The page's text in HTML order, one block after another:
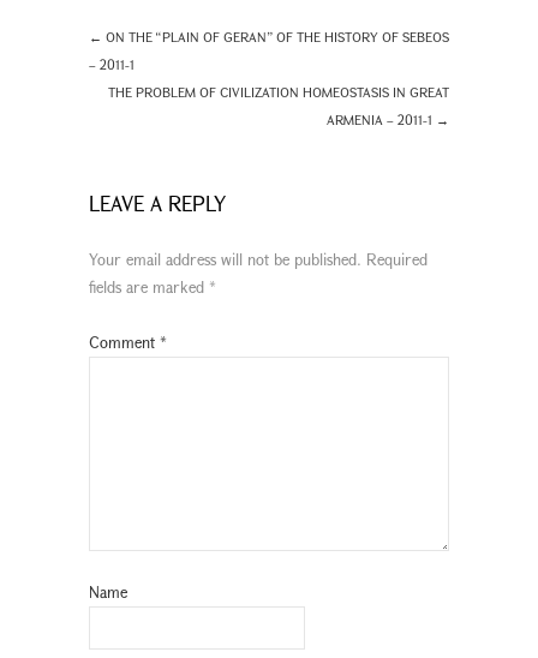
← ON THE “PLAIN OF GERAN” OF THE HISTORY OF SEBEOS
– 2011-1
THE PROBLEM OF CIVILIZATION HOMEOSTASIS IN GREAT
ARMENIA – 2011-1 →
LEAVE A REPLY
Your email address will not be published. Required
fields are marked *
Comment *
Name